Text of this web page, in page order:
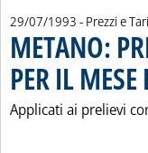
29/07/1993 - Prezzi e
METANO:
PER IL
Applicati ai prelievi